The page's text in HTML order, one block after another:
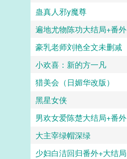
蛊真人邪y魔尊
遍地尤物陈功大结局+番外
豪乳老师刘艳全文未删减
小欢喜：新的方一凡
猎美会（日媚华改版）
黑星女侠
男欢女爱陈楚大结局+番外
大主宰绿帽深绿
少妇白洁回归番外+大结局